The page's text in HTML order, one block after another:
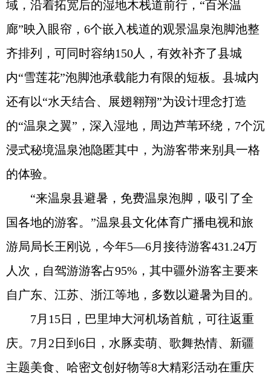
域，沿着拓宽后的湿地木栈道前行，“百米温
廊”映入眼帘，6个嵌入栈道的观景温泉泡脚池整
齐排列，可同时容纳150人，有效补齐了县城
内“雪莲花”泡脚池承载能力有限的短板。县城内
还有以“水天结合、展翅翱翔”为设计理念打造
的“温泉之翼”，深入湿地，周边芦苇环绕，7个沉
浸式秘境温泉池隐匿其中，为游客带来别具一格
的体验。
“来温泉县避暑，免费温泉泡脚，吸引了全
国各地的游客。”温泉县文化体育广播电视和旅
游局局长王刚说，今年5—6月接待游客431.24万
人次，自驾游游客占95%，其中疆外游客主要来
自广东、江苏、浙江等地，多数以避暑为目的。
7月15日，巴里坤大河机场首航，可往返重
庆。7月2日到6日，水豚卖萌、歌舞热情、新疆
主题美食、哈密文创好物等8大精彩活动在重庆